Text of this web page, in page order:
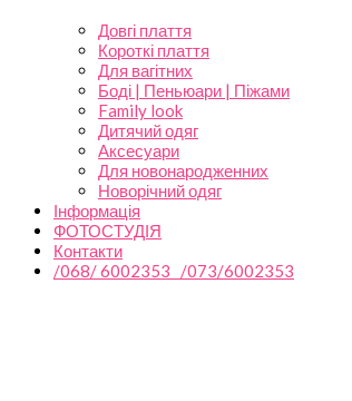
Довгі плаття
Короткі плаття
Для вагітних
Боді | Пеньюари | Піжами
Family look
Дитячий одяг
Аксесуари
Для новонародженних
Новорічний одяг
Інформація
ФОТОСТУДІЯ
Контакти
/068/ 6002353 /073/6002353